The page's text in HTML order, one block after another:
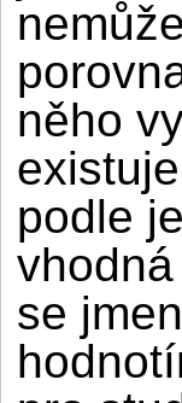
něho
podle
se